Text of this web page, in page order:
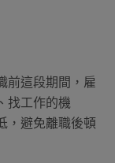
前這段期間，雇
找工作的機
，避免離職後頓